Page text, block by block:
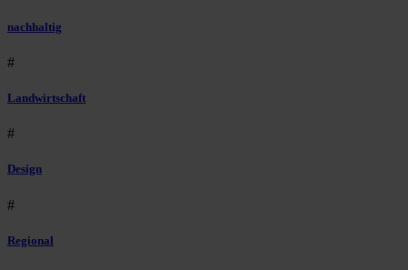
nachhaltig
#
Landwirtschaft
#
Design
#
Regional